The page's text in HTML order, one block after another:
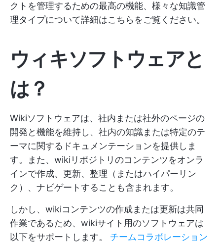
クトを管理するための最高の機能、様々な知識管
理タイプについて詳細はこちらをご覧ください。
ウィキソフトウェアと
は？
Wikiソフトウェアは、社内または社外のページの
開発と機能を維持し、社内の知識または特定のテ
ーマに関するドキュメンテーションを提供しま
す。また、wikiリポジトリのコンテンツをオンラ
インで作成、更新、整理（またはハイパーリン
ク）、ナビゲートすることも含まれます。
しかし、wikiコンテンツの作成または更新は共同
作業であるため、wikiサイト用のソフトウェアは
以下をサポートします。 チームコラボレーション